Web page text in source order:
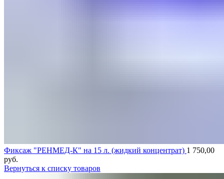
Фиксаж "РЕНМЕД-К" на 15 л. (жидкий концентрат) 1 750,00
руб.
Вернуться к списку товаров